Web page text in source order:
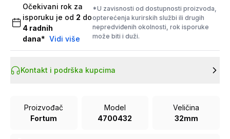
Očekivani rok za
isporuku je od 2 do
4 radnih
dana* Vidi više
*U zavisnosti od dostupnosti proizvoda,
opterećenja kurirskih službi ili drugih
nepredviđenih okolnosti, rok isporuke
može biti i duži.
Kontakt i podrška kupcima
Proizvođač
Fortum
Model
4700432
Veličina
32mm